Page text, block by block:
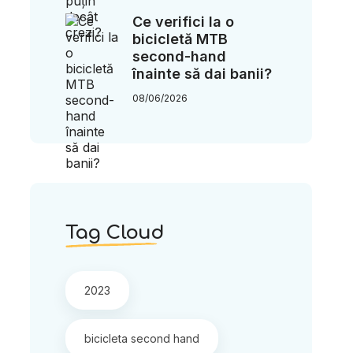
Ce verifici la o
bicicletă MTB
second-hand
înainte să dai banii?
08/06/2026
Tag Cloud
2023
bicicleta second hand